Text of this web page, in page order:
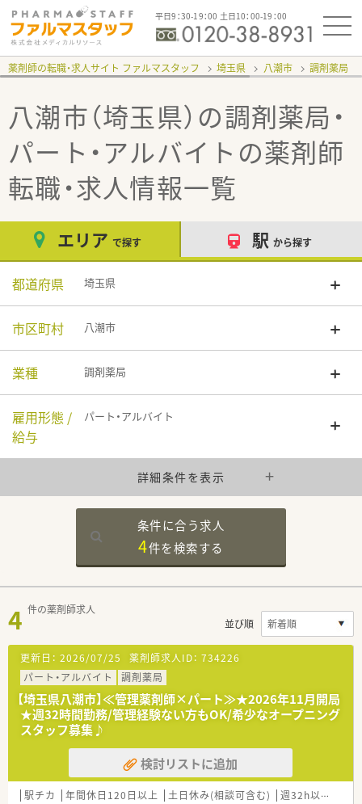
平日9：30-19：00 土日10：00-19：00
薬剤師の転職・求人サイト ファルマスタッフ 埼玉県 八潮市 調剤薬局
八潮市（埼玉県）の調剤薬局・
パート・アルバイト の薬剤師
転職・求人情報一覧
エリア で探す 駅 から探す
都道府県 埼玉県
市区町村 八潮市
業種 調剤薬局
雇用形態 /
給与
パート・アルバイト
詳細条件を表示
条件に合う求人
4件を検索する
4 件の薬剤師求人
並び順
更新日： 2026/07/25 薬剤師求人ID： 734226
パート・アルバイト
調剤薬局
【埼玉県八潮市】≪管理薬剤師×パート≫★2026年11月開局
★週32時間勤務/管理経験ない方もOK/希少なオープニング
スタッフ募集♪
検討リストに追加
駅チカ 年間休日120日以上 土日休み(相談可含む) 週32h以上